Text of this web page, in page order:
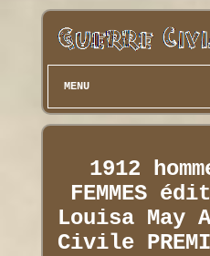
MENU
1912
FEMMES
Louisa May
Civile